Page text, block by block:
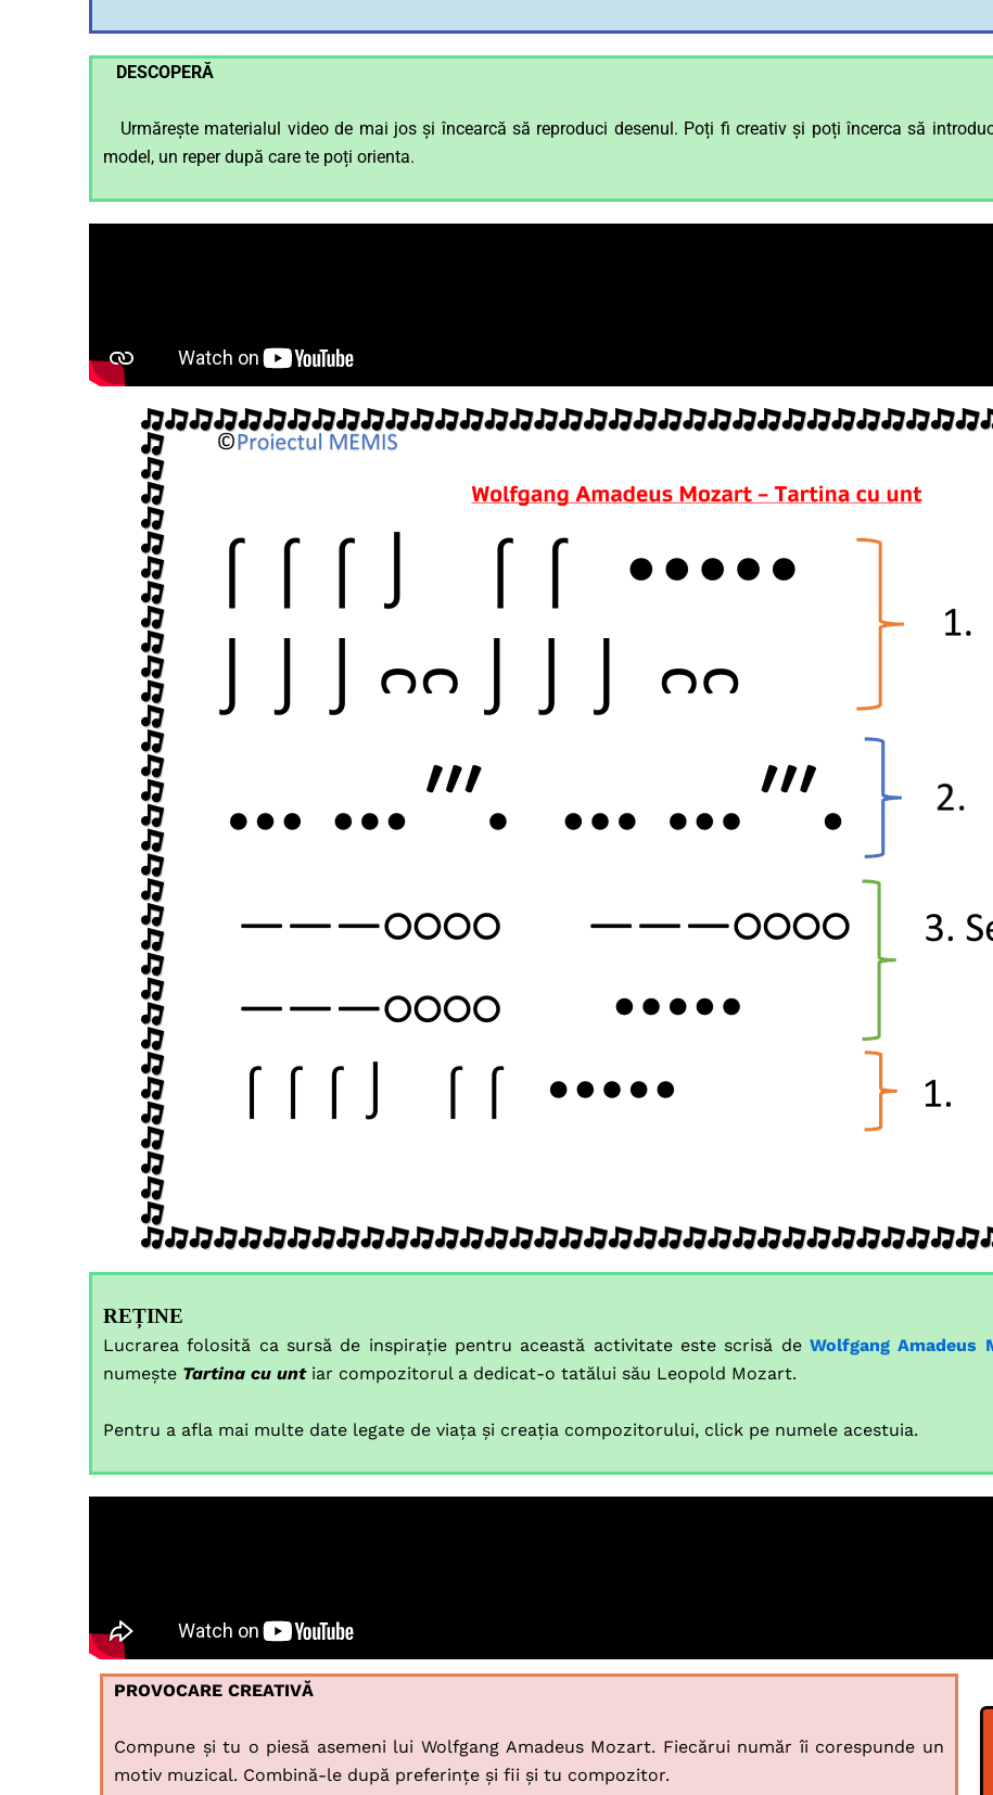
DESCOPERĂ
Urmărește materialul video de mai jos și încearcă să reproduci desenul. Poți fi creativ și poți încerca să
model, un reper după care te poți orienta.
REȚINE
Lucrarea folosită ca sursă de inspirație pentru această activitate este scrisă de Wolfgang Amadeus
numește Tartina cu untiar compozitorul a dedicat-o tatălui său Leopold Mozart.
Pentru a afla mai multe date legate de viața și creația compozitorului, click pe numele acestuia.
PROVOCARE CREATIVĂ
Compune și tu o piesă asemeni lui Wolfgang Amadeus Mozart. Fiecărui număr îi corespunde un
motiv muzical. Combină-le după preferințe și fii și tu compozitor.